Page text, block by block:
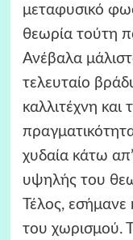
μεταφυσικό
θεωρία τούτη
Ανέβαλα
τελευταίο
καλλιτέχνη
χυδαία κάτω
υψηλής του
Τέλος,
του χωρισμού.